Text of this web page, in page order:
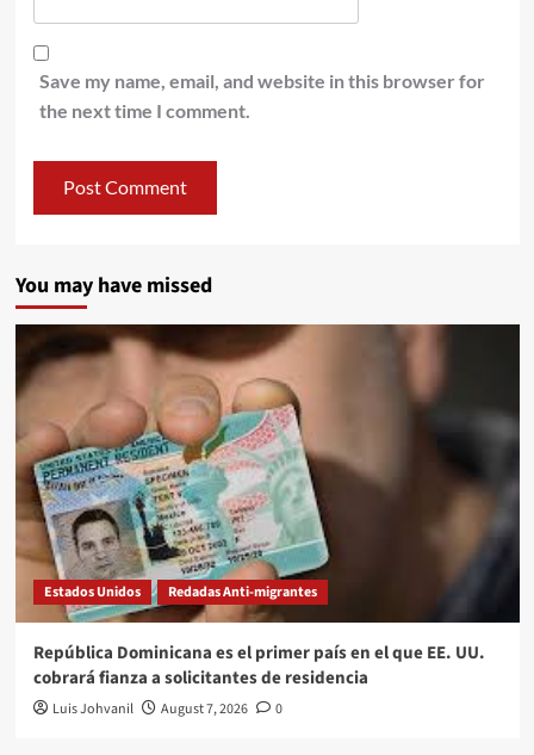
Save my name, email, and website in this browser for
the next time I comment.
You may have missed
Estados Unidos Redadas Anti-migrantes
República Dominicana es el primer país en el que EE. UU.
cobrará fianza a solicitantes de residencia
Luis Johvanil August 7, 2026 0